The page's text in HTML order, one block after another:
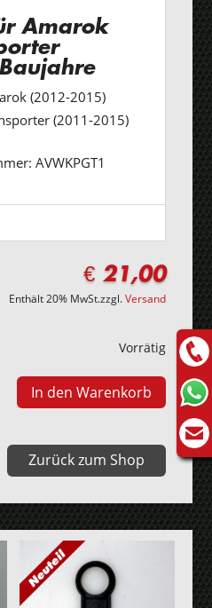
Amarok
(2012-2015)
(2011-2015)
AVWKPGT1
€ 21,00
Enthält 20% MwSt.zzgl.Versand
Vorrätig
In den Warenkorb
Zurück zum Shop